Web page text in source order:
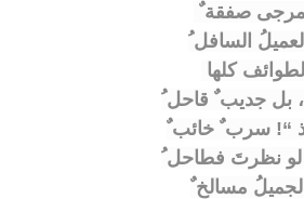
صفقة
السافل
كلها
بل جديب ٌ قاحل
“! سرب ٌ خائب
لو نظرتَ فطاحل
مسالخ